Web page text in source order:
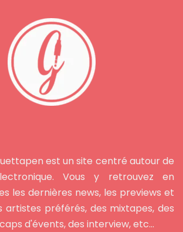
est un site centré autour de
Vous y retrouvez en
les dernières news, les previews et
artistes préférés, des mixtapes, des
d'évents, des interview, etc...